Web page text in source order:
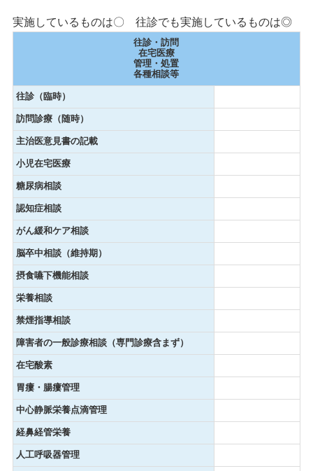
実施しているものは〇 往診でも実施しているものは◎
往診・訪問
在宅医療
管理・処置
各種相談等
往診（臨時）
訪問診療（随時）
主治医意見書の記載
小児在宅医療
糖尿病相談
認知症相談
がん緩和ケア相談
脳卒中相談（維持期）
摂食嚥下機能相談
栄養相談
禁煙指導相談
障害者の一般診療相談（専門診療含まず）
在宅酸素
胃瘻・腸瘻管理
中心静脈栄養点滴管理
経鼻経管栄養
人工呼吸器管理